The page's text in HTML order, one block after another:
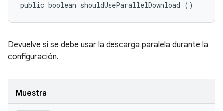
public boolean shouldUseParallelDownload ()
Devuelve si se debe usar la descarga paralela durante la
configuración.
Muestra